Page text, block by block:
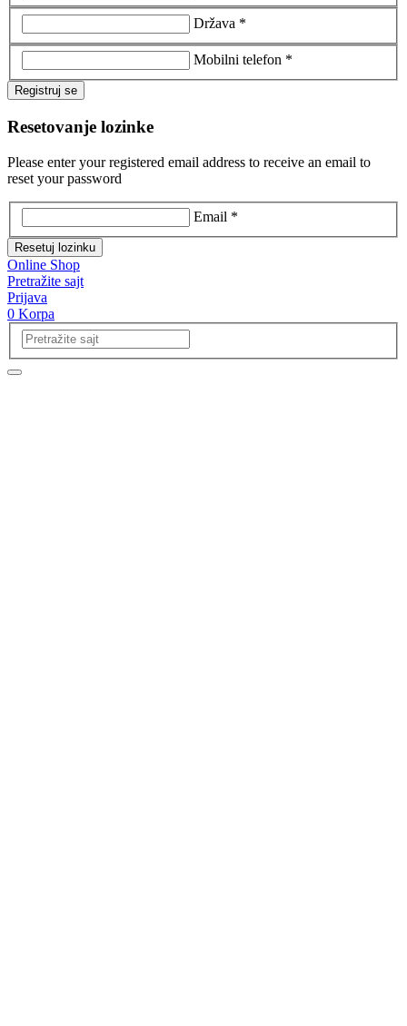
Država *
Mobilni telefon *
Registruj se
Resetovanje lozinke
Please enter your registered email address to receive an email to
reset your password
Email *
Resetuj lozinku
Online Shop
Pretražite sajt
Prijava
0 Korpa